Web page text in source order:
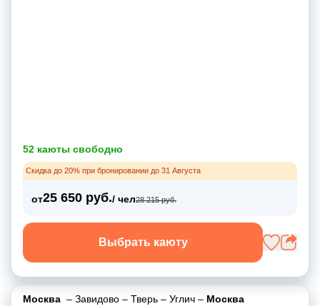
52 каюты свободно
Скидка до 20% при бронировании до 31 Августа
от25 650 руб./ чел28 215 руб.
Выбрать каюту
Москва – Завидово – Тверь – Углич – Москва